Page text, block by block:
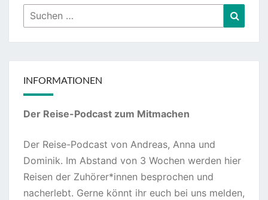
Suchen
nach:
INFORMATIONEN
Der Reise-Podcast zum Mitmachen
Der Reise-Podcast von Andreas, Anna und
Dominik. Im Abstand von 3 Wochen werden hier
Reisen der Zuhörer*innen besprochen und
nacherlebt. Gerne könnt ihr euch bei uns melden,